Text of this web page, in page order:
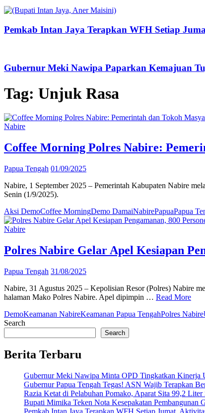
Pemkab Intan Jaya Terapkan WFH Setiap
Gubernur Meki Nawipa Paparkan Kemajuan
Tag: Unjuk Rasa
Nabire
Coffee Morning Polres Nabire:
Papua Tengah 01/09/2025
Nabire, 1 September 2025 – Pemerintah Kabupaten Nabire
Senin (1/9/2025).
Aksi DemoCoffee MorningDemo DamaiNabirePapuaPapua
Nabire
Polres Nabire Gelar Apel Kesiapan
Papua Tengah 31/08/2025
Nabire, 31 Agustus 2025 – Kepolisian Resor (Polres) Nabire
halaman Mako Polres Nabire. Apel dipimpin … Read More
DemoKeamanan NabireKeamanan Papua TengahPolres Nabire
Search
Search
Berita Terbaru
Gubernur Meki Nawipa Minta OPD Tingkatkan Kinerja
Gubernur Papua Tengah Tegas! ASN Wajib Terapkan
Razia Ketat di Pelabuhan Pomako, Aparat Sita 99,2
Bupati Mimika Teken Nota Kesepakatan
Pemkab Intan Jaya Terapkan WFH Setiap Jumat,